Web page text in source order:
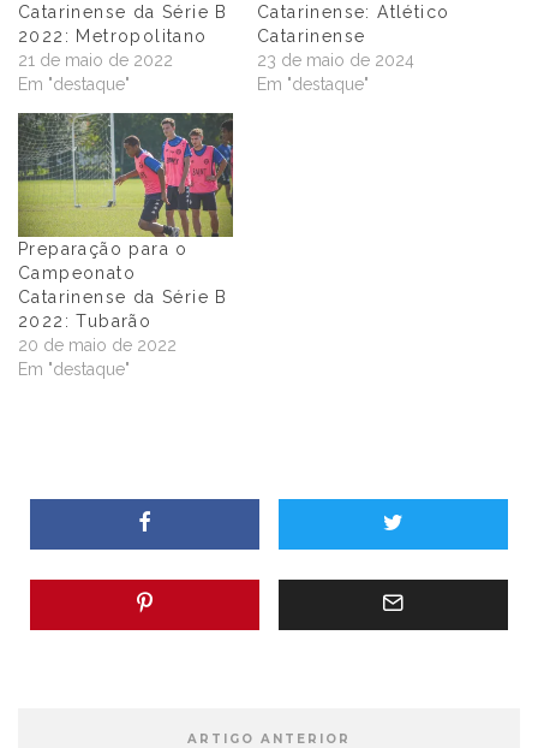
Catarinense da Série B
2022: Metropolitano
21 de maio de 2022
Em "destaque"
Catarinense: Atlético
Catarinense
23 de maio de 2024
Em "destaque"
Preparação para o
Campeonato
Catarinense da Série B
2022: Tubarão
20 de maio de 2022
Em "destaque"
ARTIGO ANTERIOR